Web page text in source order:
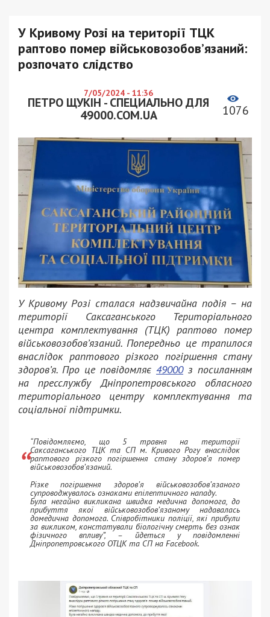
У Кривому Розі на території ТЦК
раптово помер військовозобов’язаний:
розпочато слідство
7/05/2024 - 11:36
ПЕТРО ЩУКІН - СПЕЦИАЛЬНО ДЛЯ
49000.COM.UA
1076
У Кривому Розі сталася надзвичайна подія – на
території Саксаганського Територіального
центра комплектування (ТЦК) раптово помер
військовозобов’язаний. Попередньо це трапилося
внаслідок раптового різкого погіршення стану
здоров’я. Про це повідомляє 49000з посиланням
на пресслужбу Дніпропетровського обласного
територіального центру комплектування та
соціальної підтримки.
“Повідомляємо, що 5 травня на території
Саксаганського ТЦК та СП м. Кривого Рогу внаслідок
раптового різкого погіршення стану здоров’я помер
військовозобов’язаний.
Різке погіршення здоров’я військовозобов’язаного
супроводжувалось ознаками епілептичного нападу.
Була негайно викликана швидка медична допомога, до
прибуття якої військовозобов’язаному надавалась
домедична допомога. Співробітники поліції, які прибули
за викликом, констатували біологічну смерть без ознак
фізичного впливу”, – йдеться у повідомленні
Дніпропетровського ОТЦК та СП на Facebook.